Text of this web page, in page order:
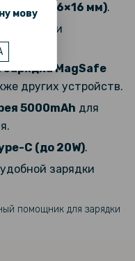
мову(96×66×16 мм).
пластика и
MagSafe
других устройств.
5000mAh для
C (до 20W).
зарядки
помощник для зарядки